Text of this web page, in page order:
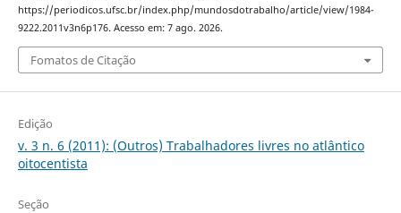
https://periodicos.ufsc.br/index.php/mundosdotrabalho/article/view/1984-
9222.2011v3n6p176. Acesso em: 7 ago. 2026.
Fomatos de Citação
Edição
v. 3 n. 6 (2011): (Outros) Trabalhadores livres no atlântico
oitocentista
Seção